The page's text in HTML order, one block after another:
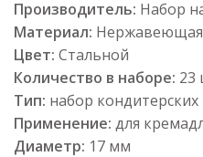
Производитель: Набор
Материал: Нержавеющая
Цвет: Стальной
Количество в наборе: 23
Тип: набор кондитерских
Применение: для
Диаметр: 17 мм